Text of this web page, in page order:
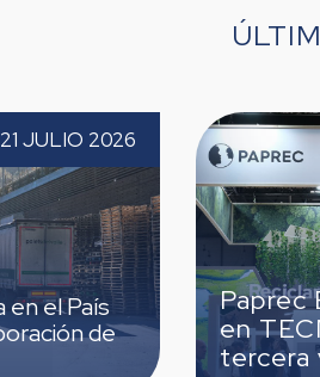
Paprec España, presente en15 JUNIO
Paprec España,
en TECMA 2026 por
tercera vez